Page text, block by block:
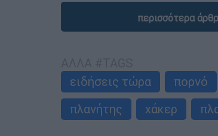
περισσότερα
ειδήσεις τώρα
πορνό
πλανήτης
χάκερ